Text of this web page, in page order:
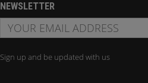
NEWSLETTER
Sign up and be updated with us